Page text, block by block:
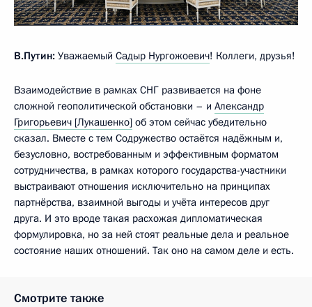
В.Путин: Уважаемый Садыр Нургожоевич! Коллеги, друзья!
Взаимодействие в рамках СНГ развивается на фоне
сложной геополитической обстановки – и Александр
Григорьевич [Лукашенко] об этом сейчас убедительно
сказал. Вместе с тем Содружество остаётся надёжным и,
безусловно, востребованным и эффективным форматом
сотрудничества, в рамках которого государства-участники
выстраивают отношения исключительно на принципах
партнёрства, взаимной выгоды и учёта интересов друг
друга. И это вроде такая расхожая дипломатическая
формулировка, но за ней стоят реальные дела и реальное
состояние наших отношений. Так оно на самом деле и есть.
Смотрите также